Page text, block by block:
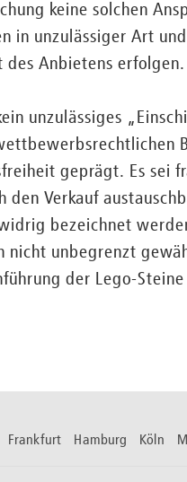
keine solchen
in unzulässiger Art
des Anbietens erfolgen.
unzulässiges
geprägt. Es sei
den Verkauf
bezeichnet
nicht unbegrenzt
der Lego-
Frankfurt Hamburg Köln